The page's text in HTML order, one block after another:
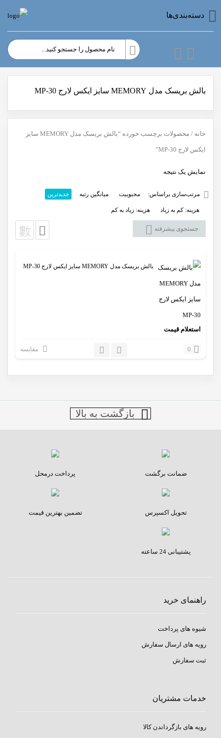
دسته‌بندی‌ها
بالش بریسک مدل MEMORY سایز ایکس لارج MP-30
خانه / محصولات برچسب خورده “بالش بریسک مدل MEMORY سایز
ایکس لارج MP-30”
نمایش یک نتیجه
مرتب‌سازی براساس: محبوبیت میانگین رتبه جدیدترین
هزینه: کم به زیاد هزینه: زیاد به کم
جستجوی پیشرفته
بالش بریسک مدل MEMORY سایز ایکس لارج MP-30
استعلام قیمت
0 مقایسه
بازگشت به بالا
ضمانت برگشت پرداخت درمحل
تحویل اکسپرس تضمین بهترین قیمت
پشتیبانی 24 ساعته
راهنمای خرید
شیوه های پرداخت
رویه های ارسال سفارش
ثبت سفارش
خدمات مشتریان
رویه های بازگرداندن کالا